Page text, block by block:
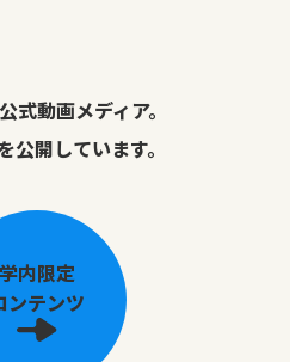
式動画メディア。
開しています。
学内限定
ンテンツ